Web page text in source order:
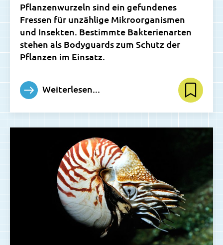
Pflanzenwurzeln sind ein gefundenes
Fressen für unzählige Mikroorganismen
und Insekten. Bestimmte Bakterienarten
stehen als Bodyguards zum Schutz der
Pflanzen im Einsatz.
Weiterlesen...